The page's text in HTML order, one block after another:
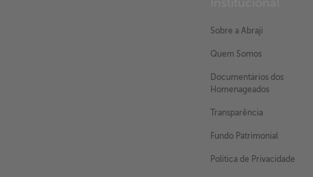
Sobre a Abraji
Quem Somos
Documentários dos
Homenageados
Transparência
Fundo Patrimonial
Política de Privacidade